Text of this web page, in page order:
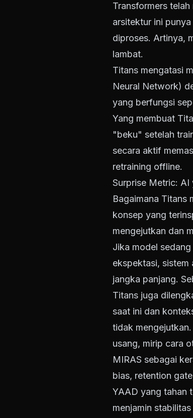
Transformers
arsitektur ini
diproses. Artinya,
lambat.
Titans mengatasi
Neural Network)
yang berfungsi
Yang membuat
"beku" setelah
secara aktif
retraining offline.
Surprise Metric: AI
Bagaimana Titans
konsep yang
mengejutkan dan
Jika model
ekspektasi, sistem
jangka panjang.
Titans juga
saat ini dan
tidak
usang, mirip cara
MIRAS sebagai
bias, retention
YAAD yang tahan
menjamin